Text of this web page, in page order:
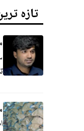
تازہ